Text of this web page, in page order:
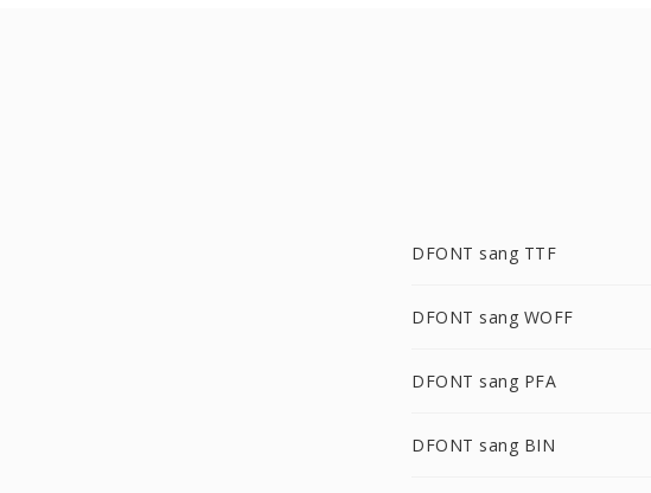
DFONT sang TTF
DFONT sang WOFF
DFONT sang PFA
DFONT sang BIN